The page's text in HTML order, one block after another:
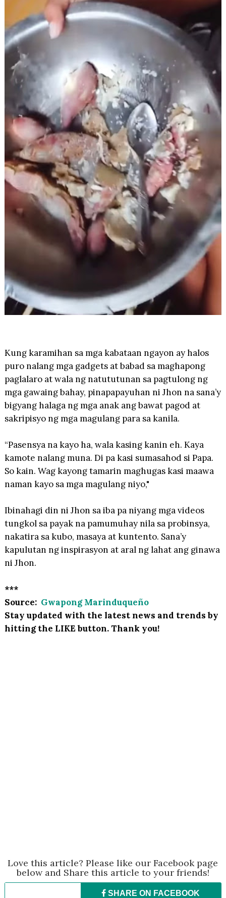
Kung karamihan sa mga kabataan ngayon ay halos
puro nalang mga gadgets at babad sa maghapong
paglalaro at wala ng natututunan sa pagtulong ng
mga gawaing bahay, pinapapayuhan ni Jhon na sana’y
bigyang halaga ng mga anak ang bawat pagod at
sakripisyo ng mga magulang para sa kanila.
“Pasensya na kayo ha, wala kasing kanin eh. Kaya
kamote nalang muna. Di pa kasi sumasahod si Papa.
So kain. Wag kayong tamarin maghugas kasi maawa
naman kayo sa mga magulang niyo,"
Ibinahagi din ni Jhon sa iba pa niyang mga videos
tungkol sa payak na pamumuhay nila sa probinsya,
nakatira sa kubo, masaya at kuntento. Sana’y
kapulutan ng inspirasyon at aral ng lahat ang ginawa
ni Jhon.
***
Source: Gwapong Marinduqueño
Stay updated with the latest news and trends by
hitting the LIKE button. Thank you!
Love this article? Please like our Facebook page
below and Share this article to your friends!
SHARE ON FACEBOOK